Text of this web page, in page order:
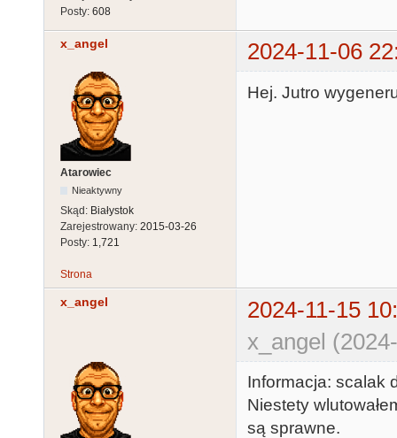
Posty: 608
x_angel 2024-11-06
Atarowiec
Nieaktywny
Skąd: Białystok
Zarejestrowany: 2015-03-26
Posty: 1,721
Hej. Jutro
Strona
x_angel
2024-11-15
x_angel
Informacja: scalak
Niestety
są sprawne.